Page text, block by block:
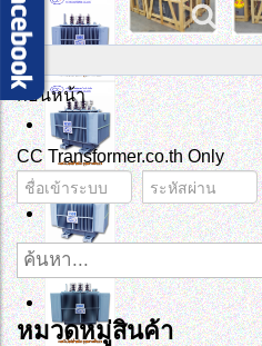
ก่อนหน้า
CC Transformer.co.th Only
หมวดหมู่สินค้า